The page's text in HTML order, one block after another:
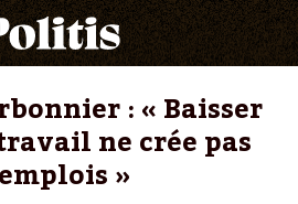
: « Baisser
ne crée pas
»